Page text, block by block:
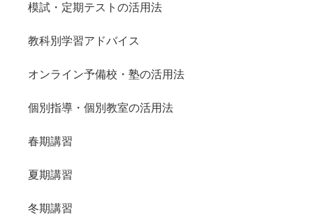
模試・定期テストの活用法
教科別学習アドバイス
オンライン予備校・塾の活用法
個別指導・個別教室の活用法
春期講習
夏期講習
冬期講習